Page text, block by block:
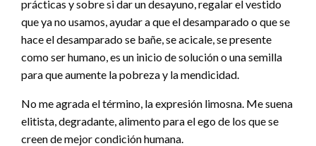
prácticas y sobre si dar un desayuno, regalar el vestido
que ya no usamos, ayudar a que el desamparado o que se
hace el desamparado se bañe, se acicale, se presente
como ser humano, es un inicio de solución o una semilla
para que aumente la pobreza y la mendicidad.
No me agrada el término, la expresión limosna. Me suena
elitista, degradante, alimento para el ego de los que se
creen de mejor condición humana.